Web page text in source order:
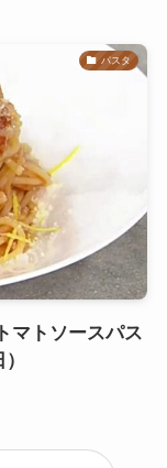
パスタ
マトソースパス